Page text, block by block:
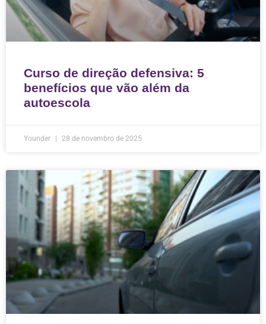
Curso de direção defensiva: 5
benefícios que vão além da
autoescola
Younder 28 de novembro de 2025